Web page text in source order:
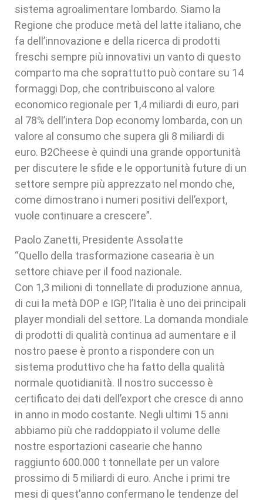
sistema agroalimentare lombardo. Siamo la
Regione che produce metà del latte italiano, che
fa dell’innovazione e della ricerca di prodotti
freschi sempre più innovativi un vanto di questo
comparto ma che soprattutto può contare su 14
formaggi Dop, che contribuiscono al valore
economico regionale per 1,4 miliardi di euro, pari
al 78% dell’intera Dop economy lombarda, con un
valore al consumo che supera gli 8 miliardi di
euro. B2Cheese è quindi una grande opportunità
per discutere le sfide e le opportunità future di un
settore sempre più apprezzato nel mondo che,
come dimostrano i numeri positivi dell’export,
vuole continuare a crescere”.
Paolo Zanetti, Presidente Assolatte
“Quello della trasformazione casearia è un
settore chiave per il food nazionale.
Con 1,3 milioni di tonnellate di produzione annua,
di cui la metà DOP e IGP, l’Italia è uno dei principali
player mondiali del settore. La domanda mondiale
di prodotti di qualità continua ad aumentare e il
nostro paese è pronto a rispondere con un
sistema produttivo che ha fatto della qualità
normale quotidianità. Il nostro successo è
certificato dei dati dell’export che cresce di anno
in anno in modo costante. Negli ultimi 15 anni
abbiamo più che raddoppiato il volume delle
nostre esportazioni casearie che hanno
raggiunto 600.000 t tonnellate per un valore
prossimo di 5 miliardi di euro. Anche i primi tre
mesi di quest’anno confermano le tendenze del